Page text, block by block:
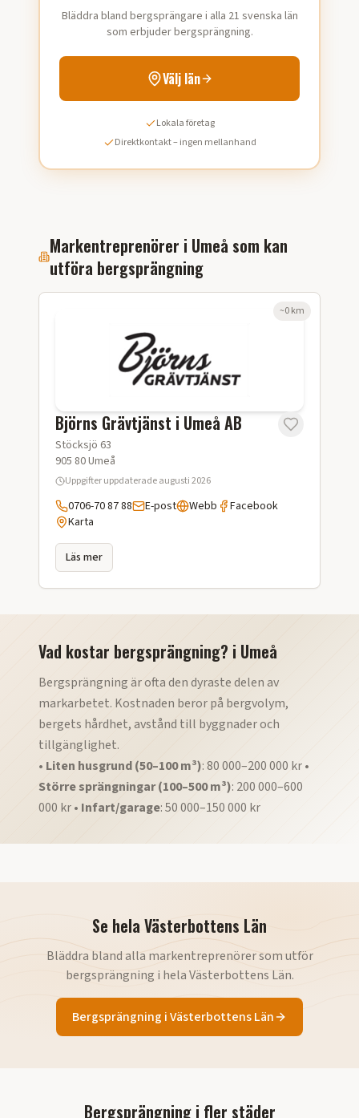
Bläddra bland bergsprängare i alla 21 svenska län
som erbjuder bergsprängning.
Välj län
Lokala företag
Direktkontakt – ingen mellanhand
Markentreprenörer i Umeå som kan
utföra bergsprängning
Björns Grävtjänst i Umeå AB
Stöcksjö 63
905 80Umeå
Uppgifter uppdateradeaugusti 2026
0706-70 87 88 E-post Webb
Facebook
Karta
Läs mer
~0km
Vad kostar bergsprängning? i Umeå
Bergsprängning är ofta den dyraste delen av
markarbetet. Kostnaden beror på bergvolym,
bergets hårdhet, avstånd till byggnader och
tillgänglighet.
• Liten husgrund (50–100 m³): 80 000–200 000 kr •
Större sprängningar (100–500 m³): 200 000–600
000 kr • Infart/garage: 50 000–150 000 kr
Se hela Västerbottens Län
Bläddra bland alla markentreprenörer som utför
bergsprängning i helaVästerbottens Län.
Bergsprängning iVästerbottens Län
Bergsprängningi fler städer